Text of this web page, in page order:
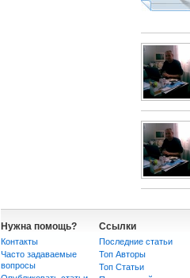
Нужна помощь?
Контакты
Часто задаваемые
вопросы
Ссылки
Последние статьи
Топ Авторы
Топ Статьи